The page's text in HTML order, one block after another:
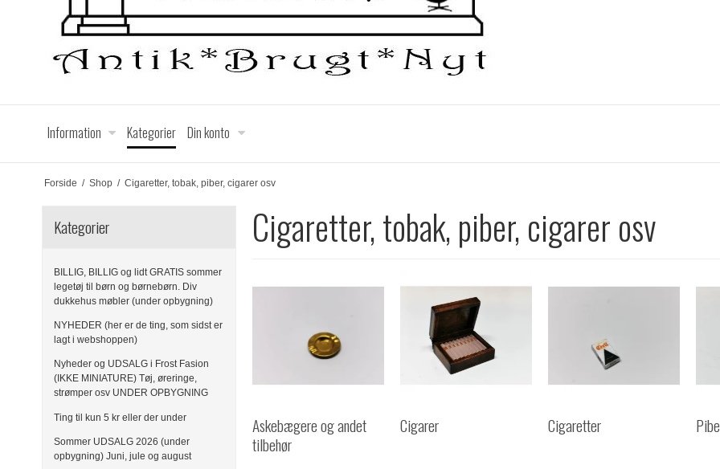
Information Kategorier Din konto
Forside / Shop / Cigaretter, tobak, piber, cigarer osv
Kategorier
BILLIG, BILLIG og lidt GRATIS sommer
legetøj til børn og børnebørn. Div
dukkehus møbler (under opbygning)
NYHEDER (her er de ting, som sidst er
lagt i webshoppen)
Nyheder og UDSALG i Frost Fasion
(IKKE MINIATURE) Tøj, øreringe,
strømper osv UNDER OPBYGNING
Ting til kun 5 kr eller der under
Sommer UDSALG 2026 (under
opbygning) Juni, jule og august
Cigaretter, tobak, piber, cigarer osv
Askebægere og andet
tilbehør
Cigarer Cigaretter